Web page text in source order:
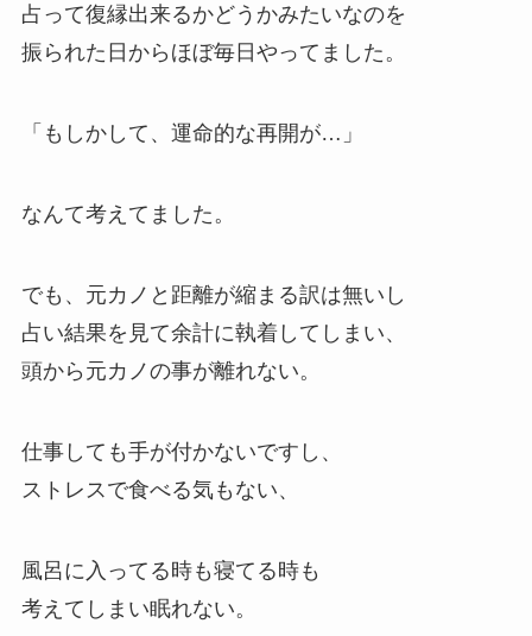
占って復縁出来るかどうかみたいなのを
振られた日からほぼ毎日やってました。
「もしかして、運命的な再開が…」
なんて考えてました。
でも、元カノと距離が縮まる訳は無いし
占い結果を見て余計に執着してしまい、
頭から元カノの事が離れない。
仕事しても手が付かないですし、
ストレスで食べる気もない、
風呂に入ってる時も寝てる時も
考えてしまい眠れない。